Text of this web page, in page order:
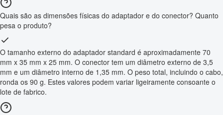
Quais são as dimensões físicas do adaptador e do conector? Quanto
pesa o produto?
O tamanho externo do adaptador standard é aproximadamente 70
mm x 35 mm x 25 mm. O conector tem um diâmetro externo de 3,5
mm e um diâmetro interno de 1,35 mm. O peso total, incluindo o cabo,
ronda os 90 g. Estes valores podem variar ligeiramente consoante o
lote de fabrico.